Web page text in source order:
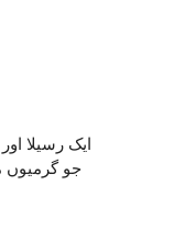
جو گرمیوں